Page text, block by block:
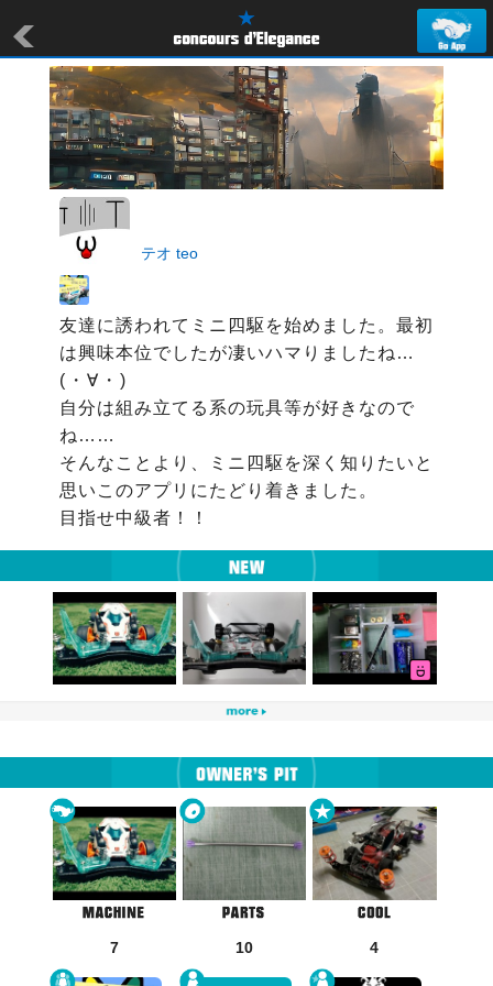
テオ teo
友達に誘われてミニ四駆を始めました。最初
は興味本位でしたが凄いハマりましたね…
(⁠・⁠∀⁠・⁠)
自分は組み立てる系の玩具等が好きなので
ね……
そんなことより、ミニ四駆を深く知りたいと
思いこのアプリにたどり着きました。
目指せ中級者！！
7 10 4